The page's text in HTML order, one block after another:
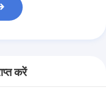
करें